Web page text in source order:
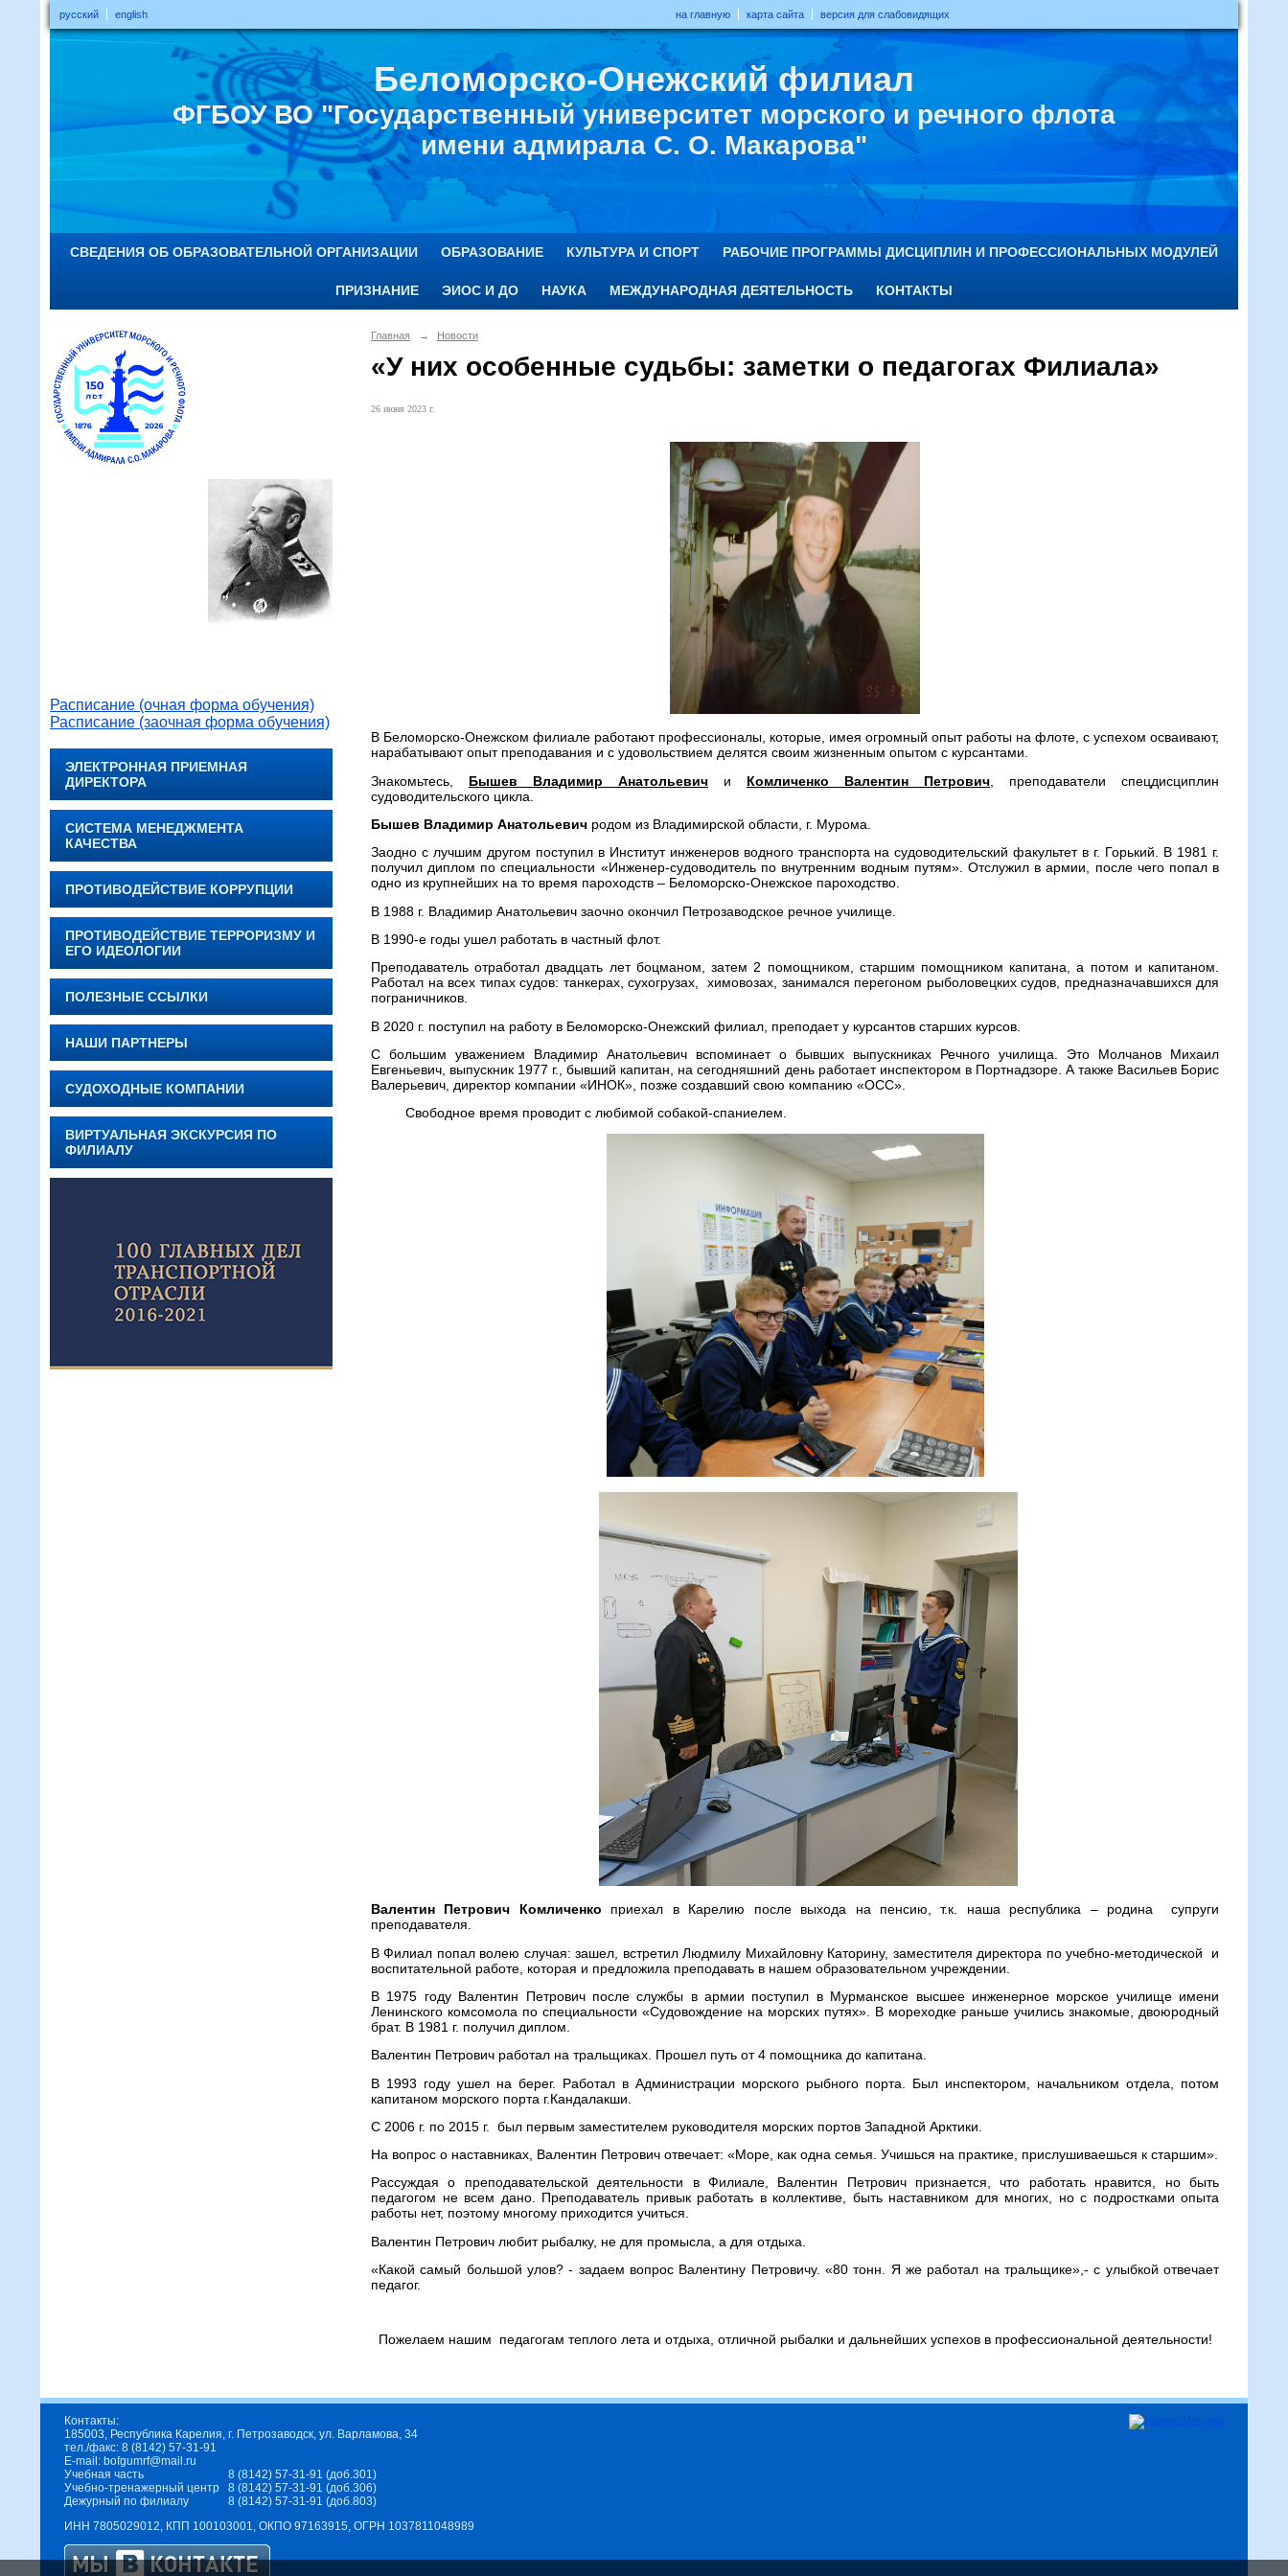
русский english на главную карта сайта версия для слабовидящих
Беломорско-Онежский филиал
ФГБОУ ВО "Государственный университет морского и речного флота
имени адмирала С. О. Макарова"
СВЕДЕНИЯ ОБ ОБРАЗОВАТЕЛЬНОЙ ОРГАНИЗАЦИИ ОБРАЗОВАНИЕ КУЛЬТУРА И СПОРТ РАБОЧИЕ ПРОГРАММЫ ДИСЦИПЛИН И ПРОФЕССИОНАЛЬНЫХ МОДУЛЕЙ
ПРИЗНАНИЕ ЭИОС И ДО НАУКА МЕЖДУНАРОДНАЯ ДЕЯТЕЛЬНОСТЬ КОНТАКТЫ
Расписание (очная форма обучения)
Расписание (заочная форма обучения)
ЭЛЕКТРОННАЯ ПРИЕМНАЯ
ДИРЕКТОРА
СИСТЕМА МЕНЕДЖМЕНТА
КАЧЕСТВА
ПРОТИВОДЕЙСТВИЕ КОРРУПЦИИ
ПРОТИВОДЕЙСТВИЕ ТЕРРОРИЗМУ И
ЕГО ИДЕОЛОГИИ
ПОЛЕЗНЫЕ ССЫЛКИ
НАШИ ПАРТНЕРЫ
СУДОХОДНЫЕ КОМПАНИИ
ВИРТУАЛЬНАЯ ЭКСКУРСИЯ ПО
ФИЛИАЛУ
Главная → Новости
«У них особенные судьбы: заметки о педагогах Филиала»
26 июня 2023 г.
В Беломорско-Онежском филиале работают профессионалы, которые, имея огромный опыт работы на флоте, с успехом осваивают,
нарабатывают опыт преподавания и с удовольствием делятся своим жизненным опытом с курсантами.
Знакомьтесь, Бышев Владимир Анатольевич и Комличенко Валентин Петрович , преподаватели спецдисциплин
судоводительского цикла.
Бышев Владимир Анатольевич родом из Владимирской области, г. Мурома.
Заодно с лучшим другом поступил в Институт инженеров водного транспорта на судоводительский факультет в г. Горький. В 1981 г.
получил диплом по специальности «Инженер-судоводитель по внутренним водным путям». Отслужил в армии, после чего попал в
одно из крупнейших на то время пароходств – Беломорско-Онежское пароходство.
В 1988 г. Владимир Анатольевич заочно окончил Петрозаводское речное училище.
В 1990-е годы ушел работать в частный флот.
Преподаватель отработал двадцать лет боцманом, затем 2 помощником, старшим помощником капитана, а потом и капитаном.
Работал на всех типах судов: танкерах, сухогрузах, химовозах, занимался перегоном рыболовецких судов, предназначавшихся для
пограничников.
В 2020 г. поступил на работу в Беломорско-Онежский филиал, преподает у курсантов старших курсов.
С большим уважением Владимир Анатольевич вспоминает о бывших выпускниках Речного училища. Это Молчанов Михаил
Евгеньевич, выпускник 1977 г., бывший капитан, на сегодняшний день работает инспектором в Портнадзоре. А также Васильев Борис
Валерьевич, директор компании «ИНОК», позже создавший свою компанию «ОСС».
Свободное время проводит с любимой собакой-спаниелем.
Валентин Петрович Комличенко приехал в Карелию после выхода на пенсию, т.к. наша республика – родина супруги
преподавателя.
В Филиал попал волею случая: зашел, встретил Людмилу Михайловну Каторину, заместителя директора по учебно-методической и
воспитательной работе, которая и предложила преподавать в нашем образовательном учреждении.
В 1975 году Валентин Петрович после службы в армии поступил в Мурманское высшее инженерное морское училище имени
Ленинского комсомола по специальности «Судовождение на морских путях». В мореходке раньше учились знакомые, двоюродный
брат. В 1981 г. получил диплом.
Валентин Петрович работал на тральщиках. Прошел путь от 4 помощника до капитана.
В 1993 году ушел на берег. Работал в Администрации морского рыбного порта. Был инспектором, начальником отдела, потом
капитаном морского порта г.Кандалакши.
С 2006 г. по 2015 г. был первым заместителем руководителя морских портов Западной Арктики.
На вопрос о наставниках, Валентин Петрович отвечает: «Море, как одна семья. Учишься на практике, прислушиваешься к старшим».
Рассуждая о преподавательской деятельности в Филиале, Валентин Петрович признается, что работать нравится, но быть
педагогом не всем дано. Преподаватель привык работать в коллективе, быть наставником для многих, но с подростками опыта
работы нет, поэтому многому приходится учиться.
Валентин Петрович любит рыбалку, не для промысла, а для отдыха.
«Какой самый большой улов? - задаем вопрос Валентину Петровичу. «80 тонн. Я же работал на тральщике»,- с улыбкой отвечает
педагог.
Пожелаем нашим педагогам теплого лета и отдыха, отличной рыбалки и дальнейших успехов в профессиональной деятельности!
Контакты:
185003, Республика Карелия, г. Петрозаводск, ул. Варламова, 34
тел./факс: 8 (8142) 57-31-91
E-mail: bofgumrf@mail.ru
Учебная часть
8 (8142) 57-31-91 (доб.301)
Учебно-тренажерный центр8 (8142) 57-31-91 (доб.306)
Дежурный по филиалу
8 (8142) 57-31-91 (доб.803)
ИНН 7805029012, КПП 100103001, ОКПО 97163915, ОГРН 1037811048989